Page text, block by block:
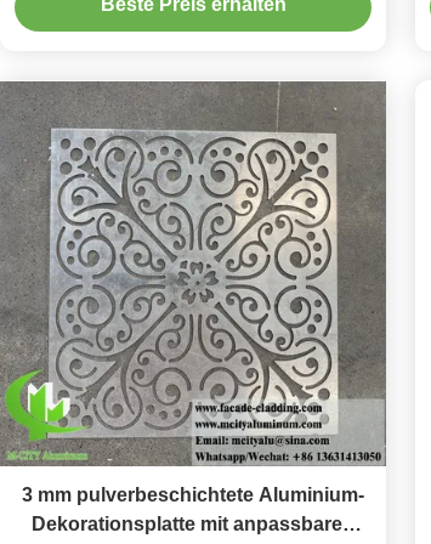
Aluminiumverkleidung
Beste Preis erhalten
3 mm pulverbeschichtete Aluminium-
Dekorationsplatte mit anpassbaren